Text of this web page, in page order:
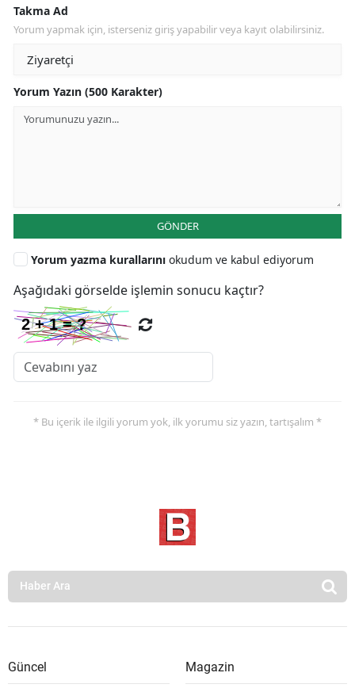
Takma Ad
Yorum yapmak için, isterseniz giriş yapabilir veya kayıt olabilirsiniz.
Yorum Yazın (500 Karakter)
GÖNDER
Yorum yazma kurallarını okudum ve kabul ediyorum
Aşağıdaki görselde işlemin sonucu kaçtır?
* Bu içerik ile ilgili yorum yok, ilk yorumu siz yazın, tartışalım *
Güncel Magazin